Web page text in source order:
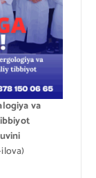
va